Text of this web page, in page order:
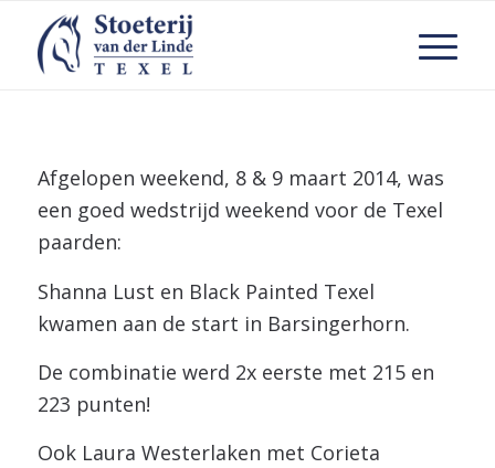
Afgelopen weekend, 8 & 9 maart 2014, was
een goed wedstrijd weekend voor de Texel
paarden:
Shanna Lust en Black Painted Texel
kwamen aan de start in Barsingerhorn.
De combinatie werd 2x eerste met 215 en
223 punten!
Ook Laura Westerlaken met Corieta